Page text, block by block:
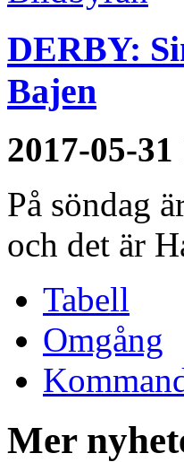
DERBY:
Bajen
2017-05-31
På söndag
och det är
Tabell
Omgång
Mer